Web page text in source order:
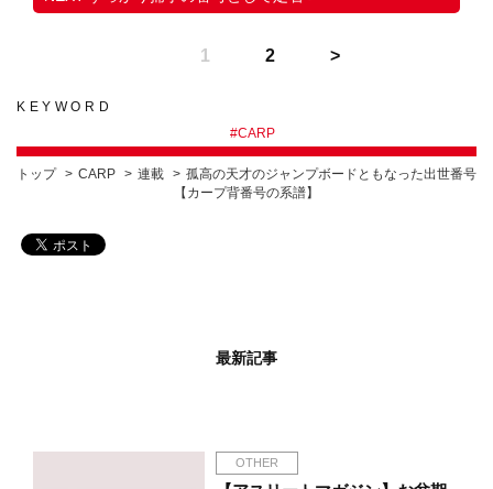
1 2
KEYWORD
#CARP
トップ CARP 連載
孤高の天才のジャンプボードともなった出世番号
【カープ背番号の系譜】
最新記事
OTHER